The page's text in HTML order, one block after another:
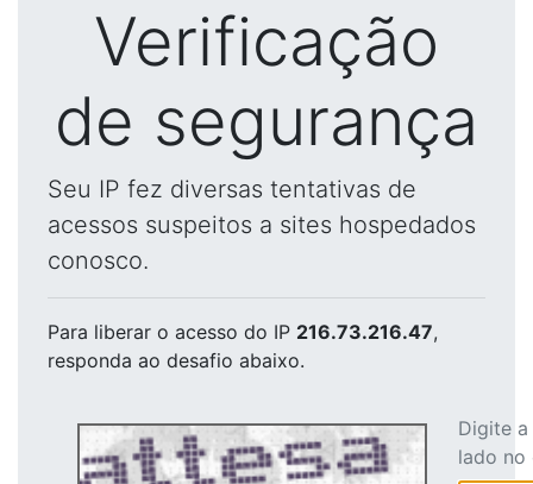
Verificação
de segurança
Seu IP fez diversas tentativas de
acessos suspeitos a sites hospedados
conosco.
Para liberar o acesso do IP 216.73.216.47,
responda ao desafio abaixo.
Digite
lado no